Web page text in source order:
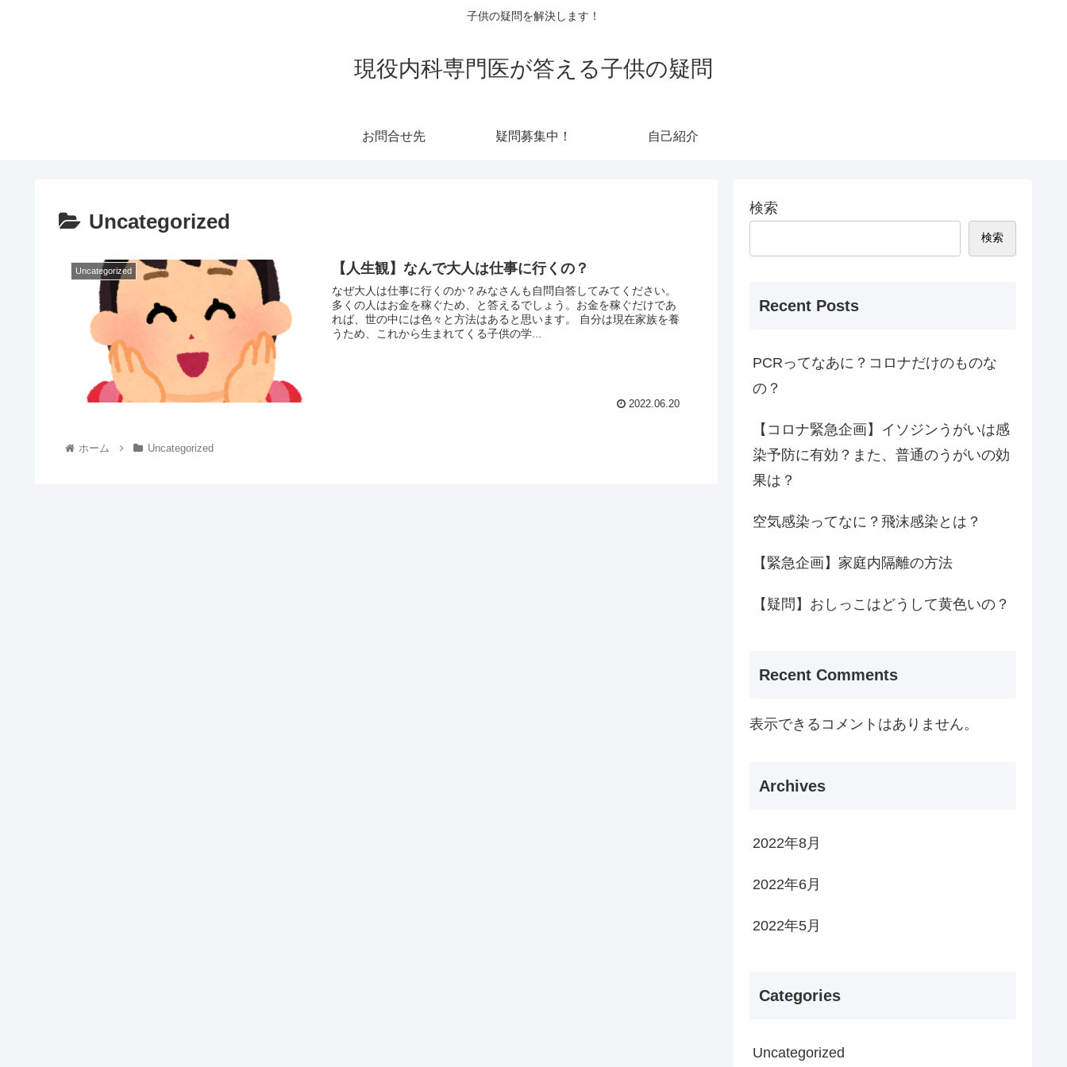
子供の疑問を解決します！
現役内科専門医が答える子供の疑問
お問合せ先 疑問募集中！ 自己紹介
Uncategorized
Uncategorized 【人生観】なんで大人は仕事に行くの？
なぜ大人は仕事に行くのか？みなさんも自問自答してみてください。
多くの人はお金を稼ぐため、と答えるでしょう。お金を稼ぐだけであ
れば、世の中には色々と方法はあると思います。 自分は現在家族を養
うため、これから生まれてくる子供の学...
2022.06.20
ホーム Uncategorized
検索
検索
Recent Posts
PCRってなあに？コロナだけのものな
の？
【コロナ緊急企画】イソジンうがいは感
染予防に有効？また、普通のうがいの効
果は？
空気感染ってなに？飛沫感染とは？
【緊急企画】家庭内隔離の方法
【疑問】おしっこはどうして黄色いの？
Recent Comments
表示できるコメントはありません。
Archives
2022年8月
2022年6月
2022年5月
Categories
Uncategorized